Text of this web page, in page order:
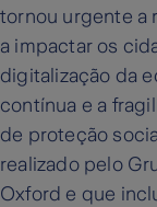
tornou urgente a
a impactar os
digitalização da
contínua e a
de proteção
realizado pelo
Oxford e que